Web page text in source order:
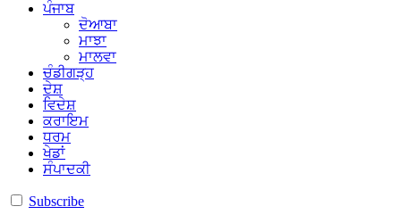
ਪੰਜਾਬ
ਦੋਆਬਾ
ਮਾਝਾ
ਮਾਲਵਾ
ਚੰਡੀਗੜ੍ਹ
ਦੇਸ਼
ਵਿਦੇਸ਼
ਕਰਾਇਮ
ਧਰਮ
ਖੇਡਾਂ
ਸੰਪਾਦਕੀ
Subscribe